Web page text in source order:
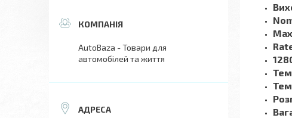
AutoBaza - Товари для
автомобілей та життя